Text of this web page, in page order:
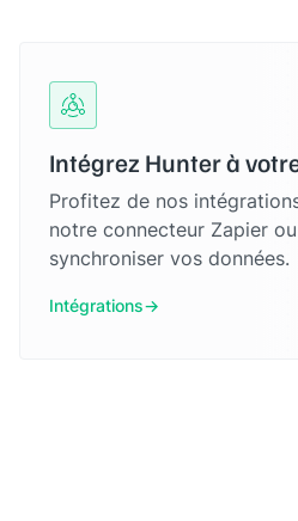
Intégrez Hunter à
Profitez de nos
notre connecteur Zapier
synchroniser vos données.
Intégrations